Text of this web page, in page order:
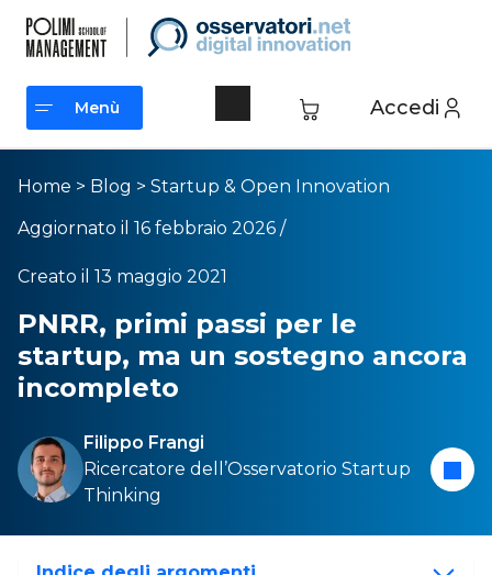
Accedi
Menù
Menù
Home > Blog > Startup & Open Innovation
Aggiornato il 16 febbraio 2026 /
Creato il 13 maggio 2021
PNRR, primi passi per le
startup, ma un sostegno ancora
incompleto
Filippo Frangi
Ricercatore dell’Osservatorio Startup
Thinking